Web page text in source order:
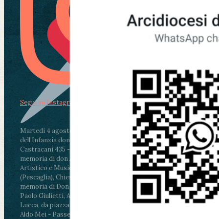
Martedì 4 agosto2026
ore 11:30 - Lucca, Scuola
dell’Infanzia don Aldo Mei - Viale Castruccio
Castracani 435 - Inaugurazione murales in
memoria di don Aldo Mei curato dal Liceo
Artistico e Musicale “Passaglia”
ore 18 - Fiano
(Pescaglia), Chiesa parrocchiale - Messa in
memoria di Don Aldo Mei celebrata da mons.
Paolo Giulietti, Arcivescovo di Lucca
ore 20.30 -
Lucca, da piazza San Michele al Cippo di don
Aldo Mei - Passeggiata della Memoria in alcuni
Segui su Instagram